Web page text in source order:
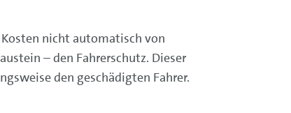
nicht automatisch von
– den Fahrerschutz. Dieser
den geschädigten Fahrer.